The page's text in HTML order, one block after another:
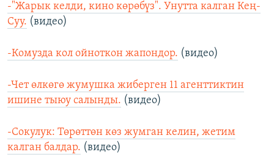
-"Жарык келди, кино көрөбүз". Унутта калган Кең-
Суу. (видео)
-Комузда кол ойноткон жапондор. (видео)
-Чет өлкөгө жумушка жиберген 11 агенттиктин
ишине тыюу салынды. (видео)
-Сокулук: Төрөттөн көз жумган келин, жетим
калган балдар. (видео)